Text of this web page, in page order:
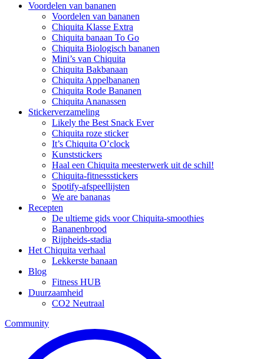
Voordelen van bananen
Voordelen van bananen
Chiquita Klasse Extra
Chiquita banaan To Go
Chiquita Biologisch bananen
Mini’s van Chiquita
Chiquita Bakbanaan
Chiquita Appelbananen
Chiquita Rode Bananen
Chiquita Ananassen
Stickerverzameling
Likely the Best Snack Ever
Chiquita roze sticker
It’s Chiquita O’clock
Kunststickers
Haal een Chiquita meesterwerk uit de schil!
Chiquita-fitnessstickers
Spotify-afspeellijsten
We are bananas
Recepten
De ultieme gids voor Chiquita-smoothies
Bananenbrood
Rijpheids-stadia
Het Chiquita verhaal
Lekkerste banaan
Blog
Fitness HUB
Duurzaamheid
CO2 Neutraal
Community